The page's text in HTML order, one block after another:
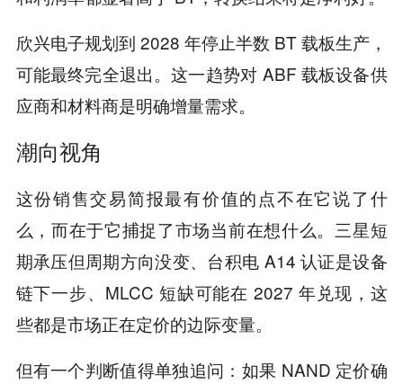
欣兴电子规划到 2028 年停止半数 BT 载板生产，
可能最终完全退出。这一趋势对 ABF 载板设备供
应商和材料商是明确增量需求。
潮向视角
这份销售交易简报最有价值的点不在它说了什
么，而在于它捕捉了市场当前在想什么。三星短
期承压但周期方向没变、台积电 A14 认证是设备
链下一步、MLCC 短缺可能在 2027 年兑现，这
些都是市场正在定价的边际变量。
但有一个判断值得单独追问：如果 NAND 定价确